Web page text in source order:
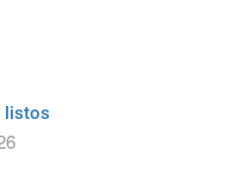
listos